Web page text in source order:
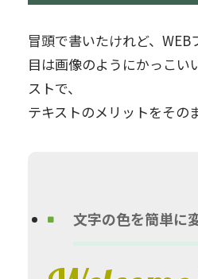
冒頭で書いたけれど、
目は画像のようにかっこい
ストで、
テキストのメリットをその
文字の色を簡単に